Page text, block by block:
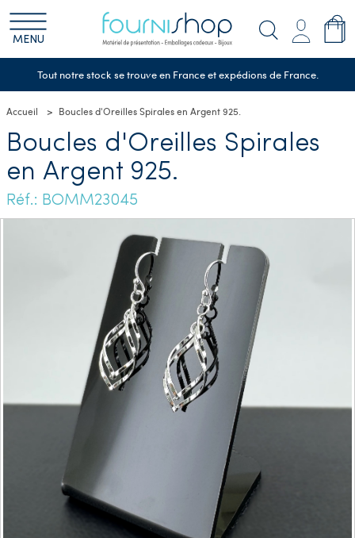
MENU
Tout notre stock se trouve en France et expédions de France.
Accueil Boucles d'Oreilles Spirales en Argent 925.
Boucles d'Oreilles Spirales
en Argent 925.
Réf.: BOMM23045